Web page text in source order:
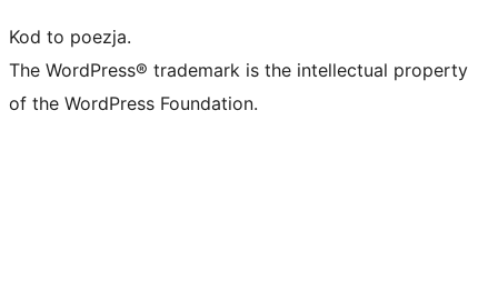
Kod to poezja.
The WordPress® trademark is the intellectual property
of the WordPress Foundation.